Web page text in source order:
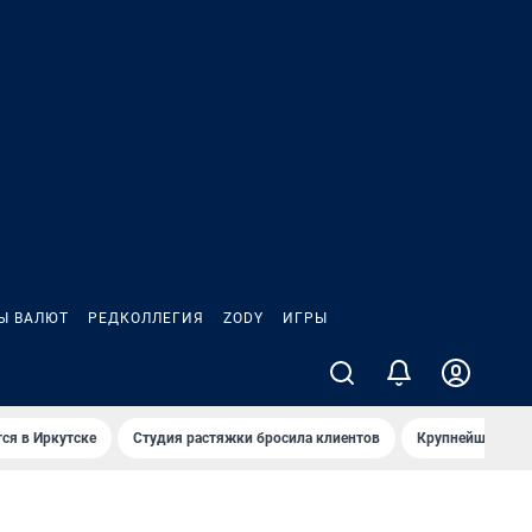
ВАЛЮТ РЕДКОЛЛЕГИЯ ZODY ИГРЫ
в Иркутске Студия растяжки бросила клиентов Крупнейшие